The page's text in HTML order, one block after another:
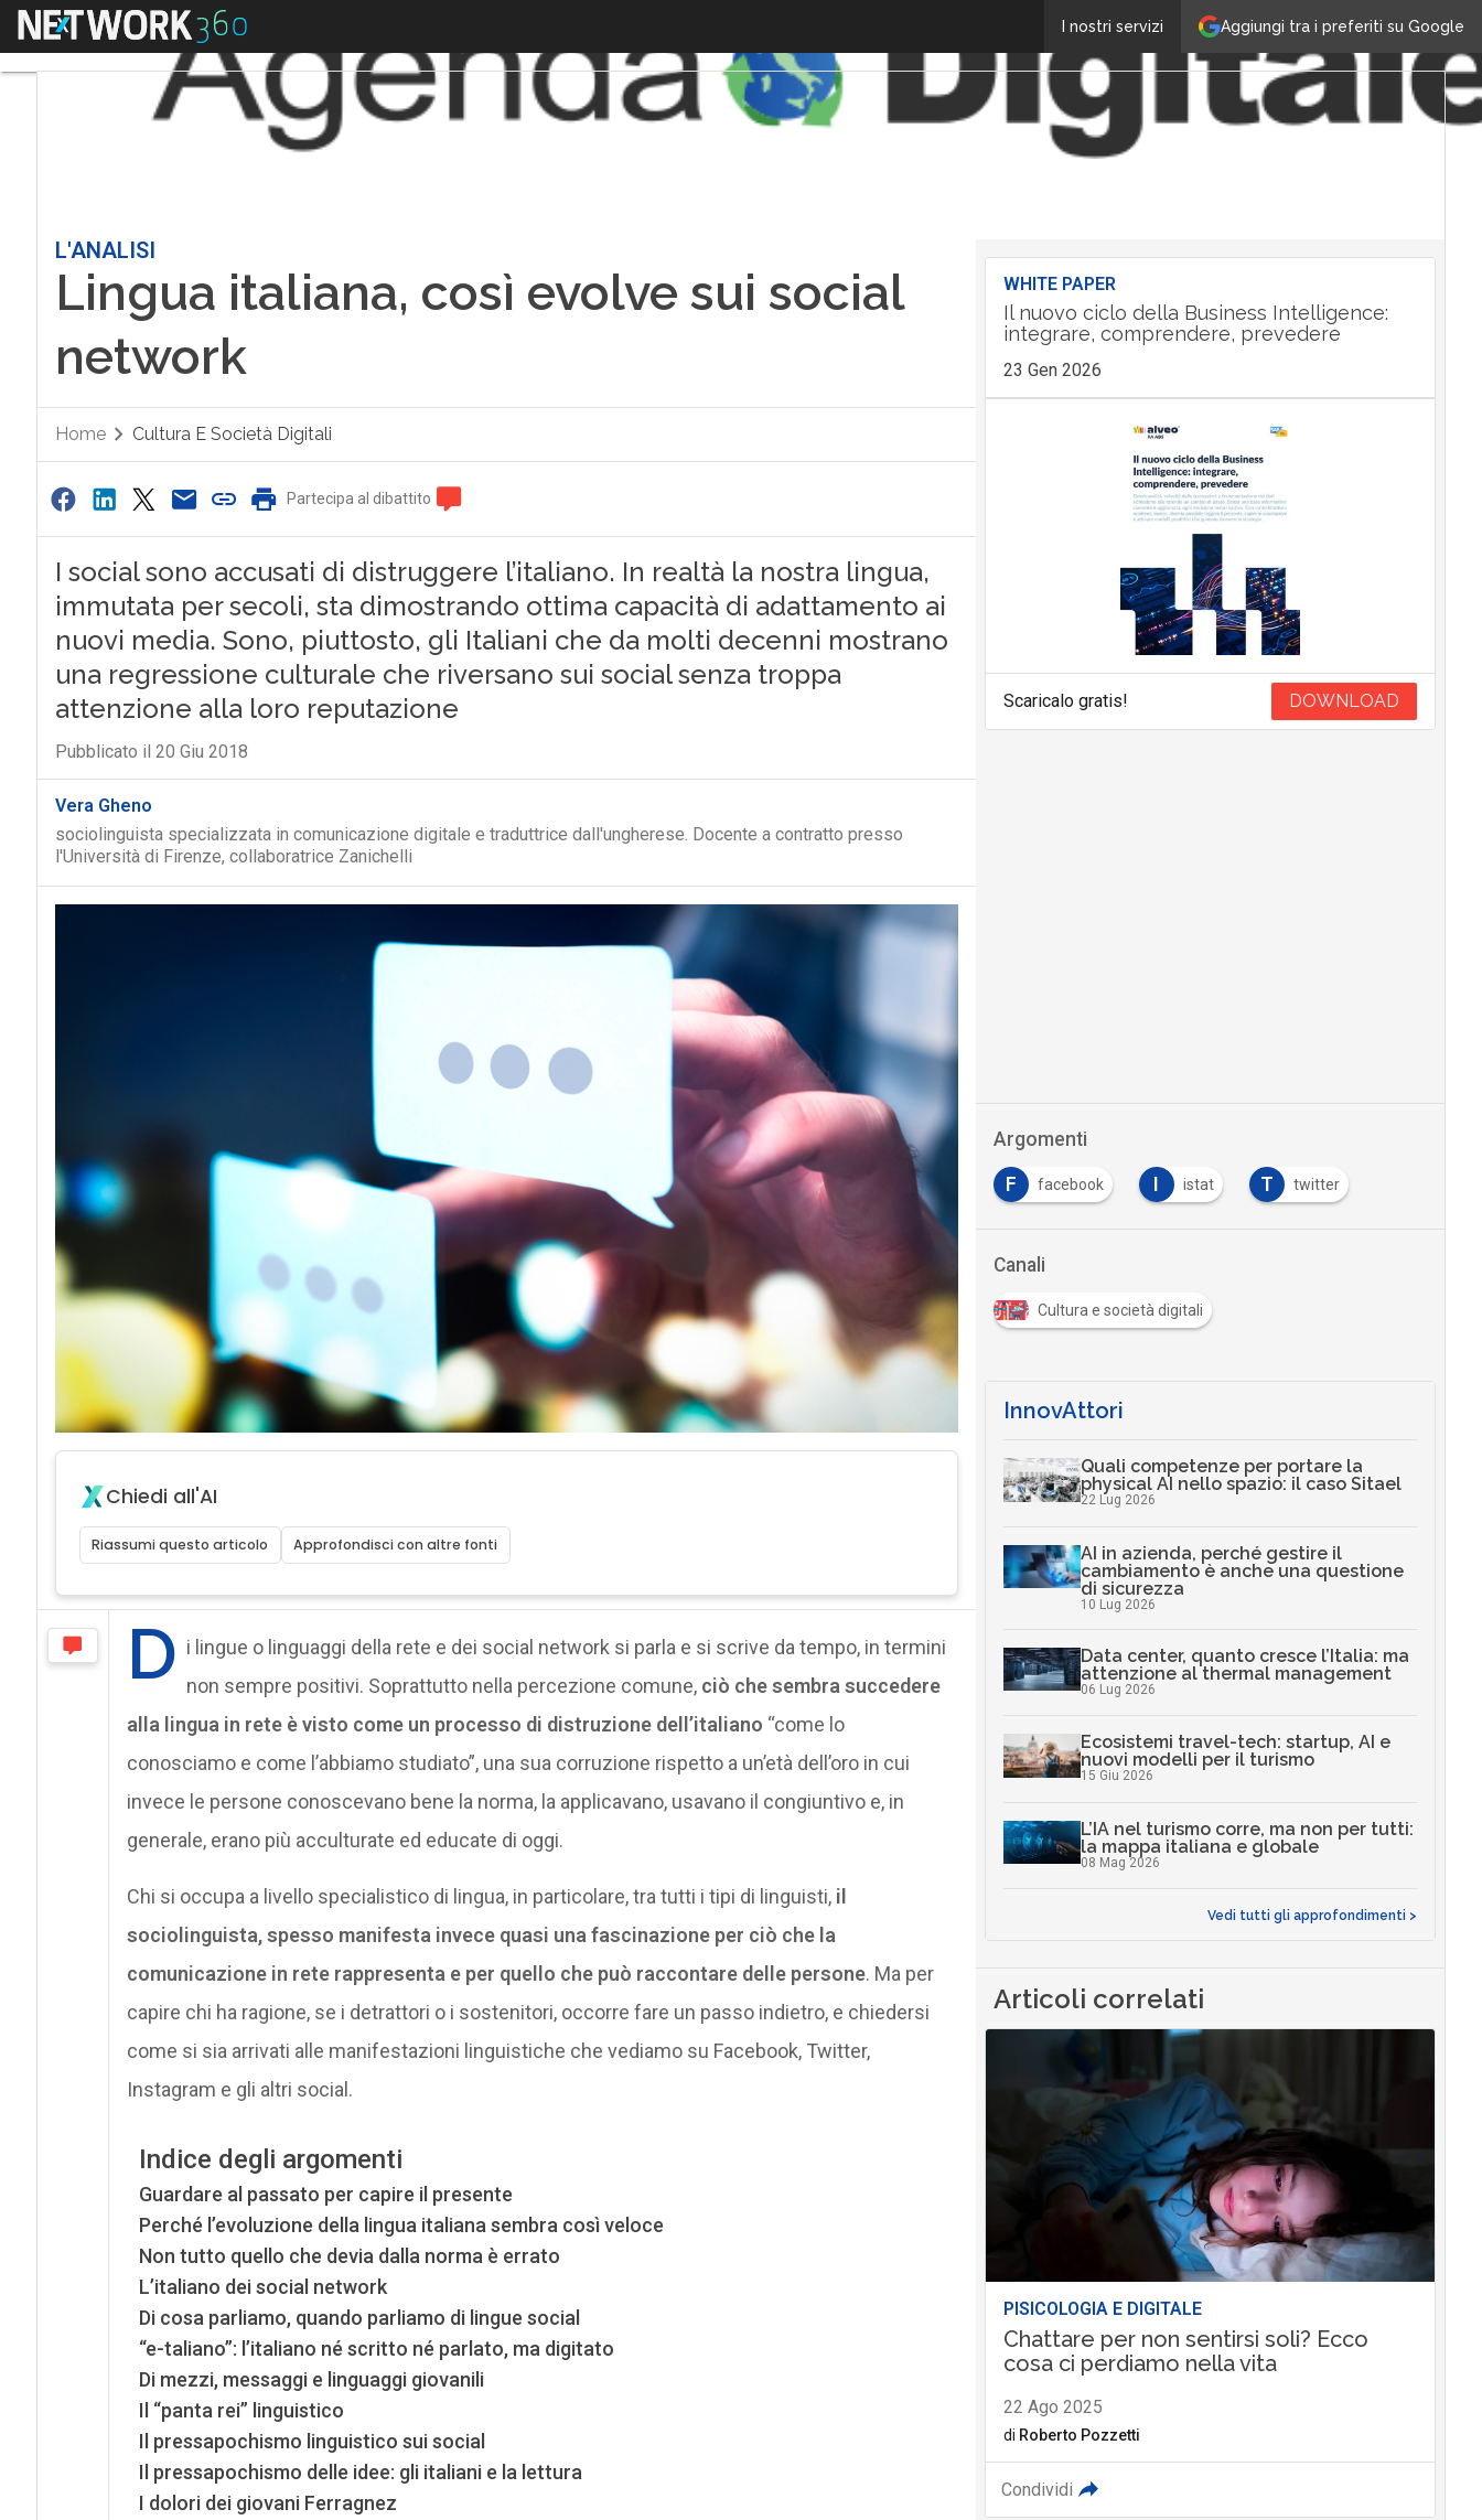
Aggiungi tra i preferiti su Google
I nostri servizi
Menu
L'ANALISI
Lingua italiana, così evolve sui social
network
Home Cultura E Società Digitali
Partecipa al dibattito
I social sono accusati di distruggere l’italiano. In realtà la nostra lingua,
immutata per secoli, sta dimostrando ottima capacità di adattamento ai
nuovi media. Sono, piuttosto, gli Italiani che da molti decenni mostrano
una regressione culturale che riversano sui social senza troppa
attenzione alla loro reputazione
Pubblicato il 20 Giu 2018
Vera Gheno
sociolinguista specializzata in comunicazione digitale e traduttrice dall'ungherese. Docente a contratto presso
l'Università di Firenze, collaboratrice Zanichelli
Chiedi all'AI
Riassumi questo articolo Approfondisci con altre fonti
D i lingue o linguaggi della rete e dei social network si parla e si scrive da tempo, in termini
non sempre positivi. Soprattutto nella percezione comune, ciò che sembra succedere
alla lingua in rete è visto come un processo di distruzione dell’italiano “come lo
conosciamo e come l’abbiamo studiato”, una sua corruzione rispetto a un’età dell’oro in cui
invece le persone conoscevano bene la norma, la applicavano, usavano il congiuntivo e, in
generale, erano più acculturate ed educate di oggi.
Chi si occupa a livello specialistico di lingua, in particolare, tra tutti i tipi di linguisti,il
sociolinguista, spesso manifesta invece quasi una fascinazione per ciò che la
comunicazione in rete rappresenta e per quello che può raccontare delle persone. Ma per
capire chi ha ragione, se i detrattori o i sostenitori, occorre fare un passo indietro, e chiedersi
come si sia arrivati alle manifestazioni linguistiche che vediamo su Facebook, Twitter,
Instagram e gli altri social.
Indice degli argomenti
Guardare al passato per capire il presente
Perché l’evoluzione della lingua italiana sembra così veloce
Non tutto quello che devia dalla norma è errato
L’italiano dei social network
Di cosa parliamo, quando parliamo di lingue social
“e-taliano”: l’italiano né scritto né parlato, ma digitato
Di mezzi, messaggi e linguaggi giovanili
Il “panta rei” linguistico
Il pressapochismo linguistico sui social
Il pressapochismo delle idee: gli italiani e la lettura
I dolori dei giovani Ferragnez
WHITE PAPER
Il nuovo ciclo della Business Intelligence:
integrare, comprendere, prevedere
23 Gen 2026
Scaricalo gratis! DOWNLOAD
Argomenti
F facebook istat T twitter
Canali
Cultura e società digitali
InnovAttori
Quali competenze per portare la
physical AI nello spazio: il caso Sitael
22 Lug 2026
AI in azienda, perché gestire il
cambiamento è anche una questione
di sicurezza
10 Lug 2026
Data center, quanto cresce l’Italia: ma
attenzione al thermal management
06 Lug 2026
Ecosistemi travel-tech: startup, AI e
nuovi modelli per il turismo
15 Giu 2026
L’IA nel turismo corre, ma non per tutti:
la mappa italiana e globale
08 Mag 2026
Vedi tutti gli approfondimenti >
Articoli correlati
PISICOLOGIA E DIGITALE
Chattare per non sentirsi soli? Ecco
cosa ci perdiamo nella vita
22 Ago 2025
di Roberto Pozzetti
Condividi